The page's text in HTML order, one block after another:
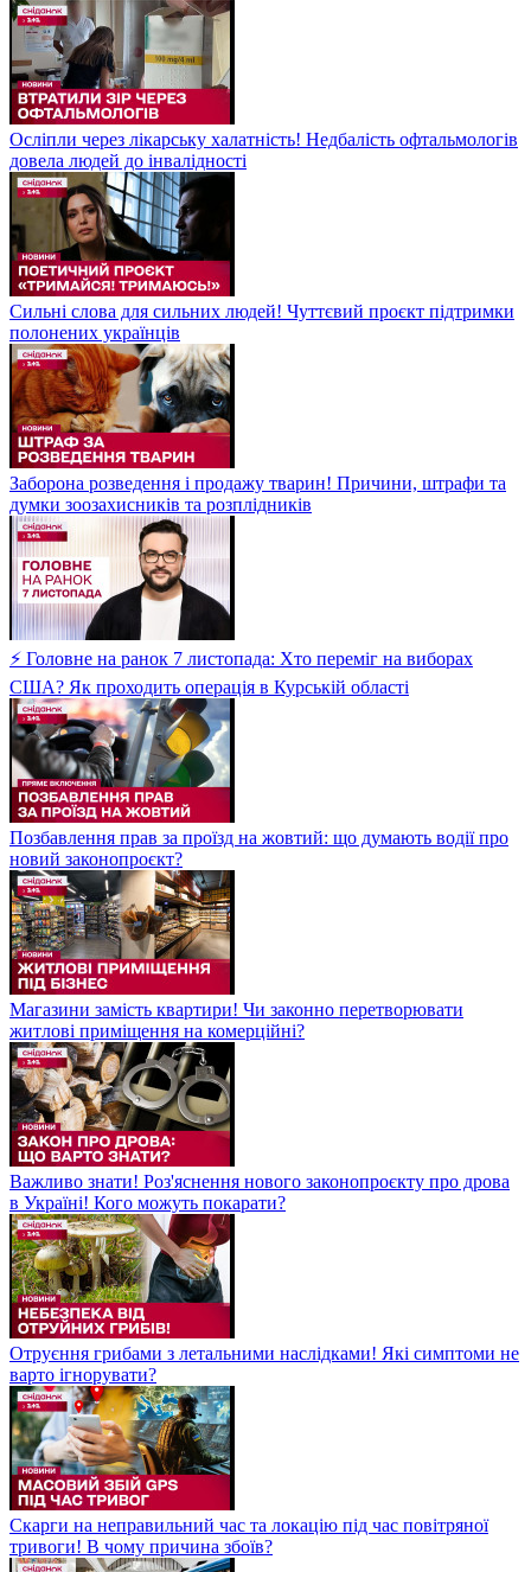
Осліпли через лікарську халатність! Недбалість офтальмологів
довела людей до інвалідності
Сильні слова для сильних людей! Чуттєвий проєкт підтримки
полонених українців
Заборона розведення і продажу тварин! Причини, штрафи та
думки зоозахисників та розплідників
⚡ Головне на ранок 7 листопада: Хто переміг на виборах
США? Як проходить операція в Курській області
Позбавлення прав за проїзд на жовтий: що думають водії про
новий законопроєкт?
Магазини замість квартири! Чи законно перетворювати
житлові приміщення на комерційні?
Важливо знати! Роз'яснення нового законопроєкту про дрова
в Україні! Кого можуть покарати?
Отруєння грибами з летальними наслідками! Які симптоми не
варто ігнорувати?
Скарги на неправильний час та локацію під час повітряної
тривоги! В чому причина збоїв?